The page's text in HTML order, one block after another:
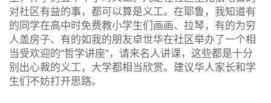
对社区有益的事，都可以算是义工。在耶鲁，我知道有
的同学在高中时免费教小学生们画画、拉琴，有的为穷
人盖房子、有的如我的朋友卓世华在社区举办了一个相
当受欢迎的”哲学讲座”，请来名人讲课，这些都是十分
别出心裁的义工，大学都相当欣赏。建议华人家长和学
生们不妨打开思路。